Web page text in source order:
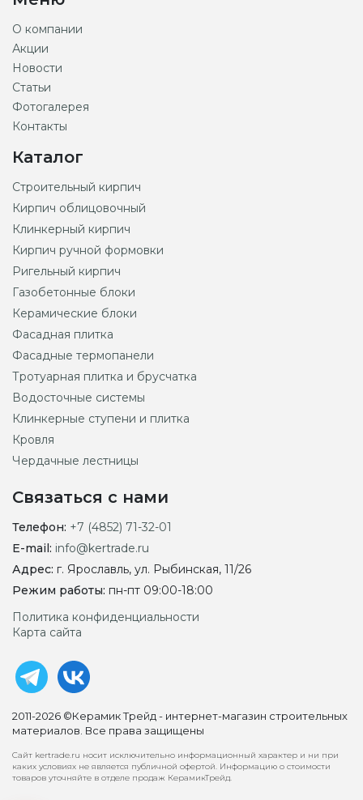
О компании
Акции
Новости
Статьи
Фотогалерея
Контакты
Каталог
Строительный кирпич
Кирпич облицовочный
Клинкерный кирпич
Кирпич ручной формовки
Ригельный кирпич
Газобетонные блоки
Керамические блоки
Фасадная плитка
Фасадные термопанели
Тротуарная плитка и брусчатка
Водосточные системы
Клинкерные ступени и плитка
Кровля
Чердачные лестницы
Связаться с нами
Телефон: +7 (4852) 71-32-01
E-mail: info@kertrade.ru
Адрес: г. Ярославль, ул. Рыбинская, 11/26
Режим работы: пн-пт 09:00-18:00
Политика конфиденциальности
Карта сайта
2011-2026 ©Керамик Трейд - интернет-магазин строительных
материалов. Все права защищены
Сайт kertrade.ru носит исключительно информационный характер и ни при
каких условиях не является публичной офертой. Информацию о стоимости
товаров уточняйте в отделе продаж КерамикТрейд.